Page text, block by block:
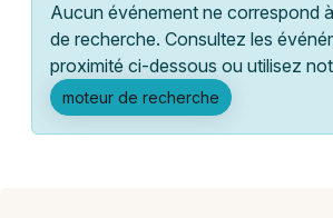
Activité & Expérience
Manifestations
Foires & salons
Lyon
Marseille
Mulhouse
Aucun événement ne correspond
de recherche. Consultez les
proximité ci-dessous ou utilisez
moteur de recherche